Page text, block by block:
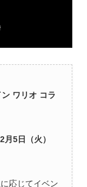
ワリオ コラ
5日（火）
応じてイベン